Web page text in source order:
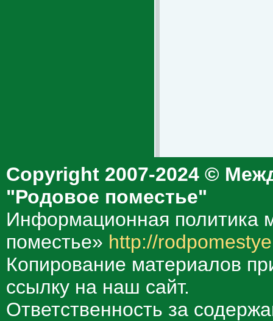
Copyright 2007-2024 ©
"Родовое поместье"
Информационная политика
поместье» http://
Копирование материалов
ссылку на наш сайт.
Ответственность за